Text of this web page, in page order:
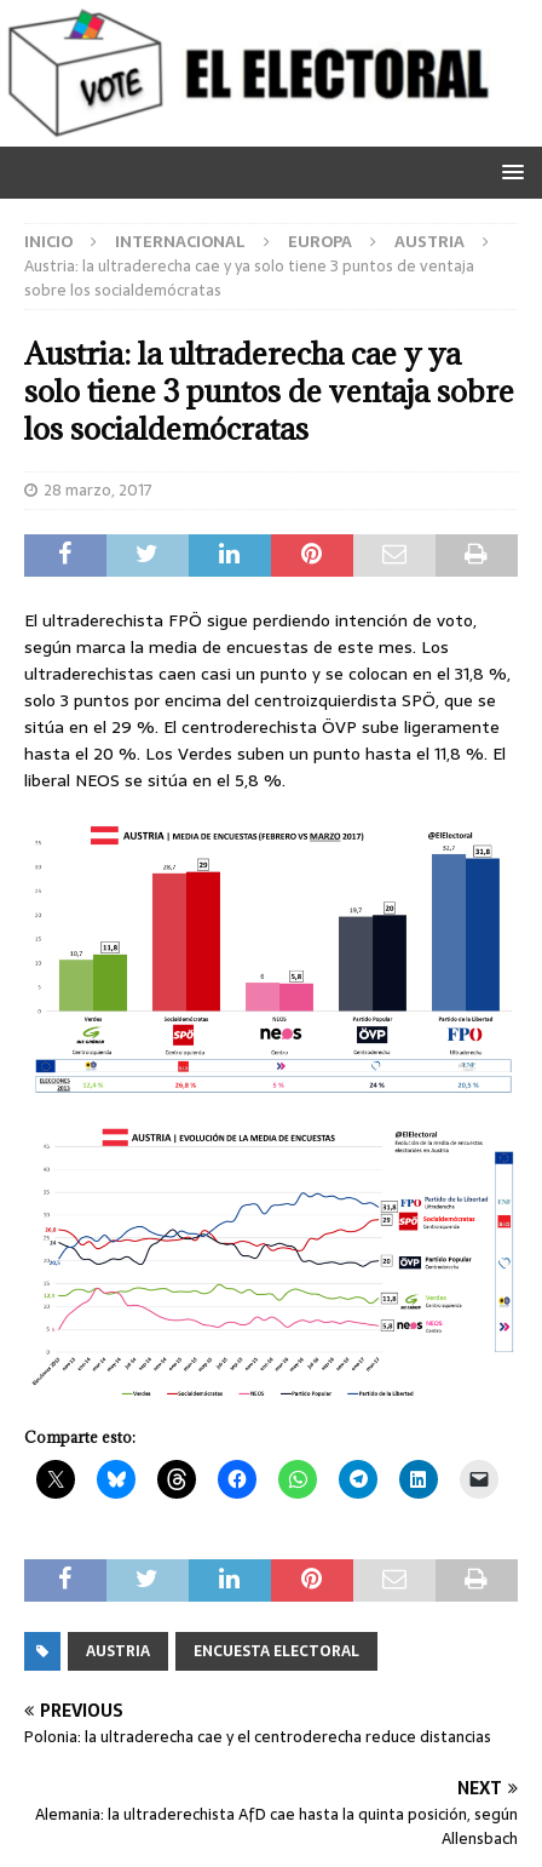
INICIO INTERNACIONAL EUROPA
AUSTRIA
Austria: la ultraderecha cae y ya solo tiene 3 puntos de ventaja
sobre los socialdemócratas
Austria: la ultraderecha cae y ya
solo tiene 3 puntos de ventaja sobre
los socialdemócratas
28 marzo, 2017
El ultraderechista FPÖ sigue perdiendo intención de voto,
según marca la media de encuestas de este mes. Los
ultraderechistas caen casi un punto y se colocan en el 31,8 %,
solo 3 puntos por encima del centroizquierdista SPÖ, que se
sitúa en el 29 %. El centroderechista ÖVP sube ligeramente
hasta el 20 %. Los Verdes suben un punto hasta el 11,8 %. El
liberal NEOS se sitúa en el 5,8 %.
Comparte esto:
AUSTRIA ENCUESTA ELECTORAL
PREVIOUS
Polonia: la ultraderecha cae y el centroderecha reduce distancias
NEXT
Alemania: la ultraderechista AfD cae hasta la quinta posición, según
Allensbach